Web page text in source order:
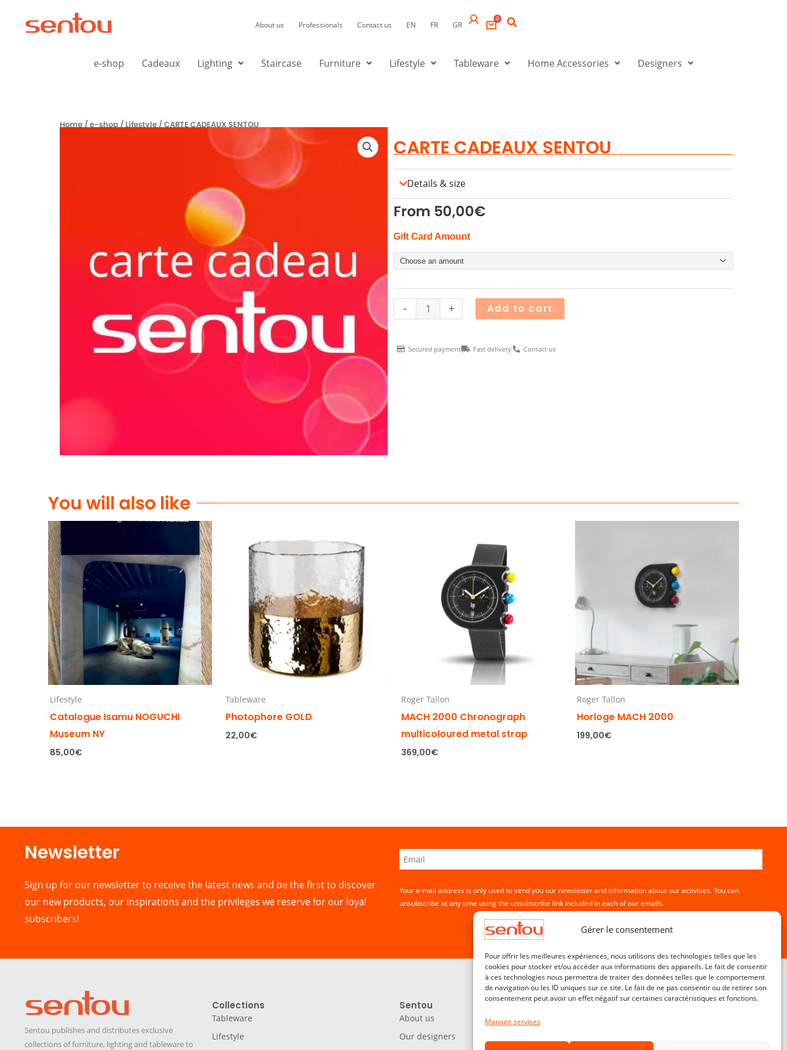
Gérer le consentement
Pour offrir les meilleures expériences, nous utilisons des technologies telles que les
cookies pour stocker et/ou accéder aux informations des appareils. Le fait de consentir
à ces technologies nous permettra de traiter des données telles que le comportement
de navigation ou les ID uniques sur ce site. Le fait de ne pas consentir ou de retirer son
consentement peut avoir un effet négatif sur certaines caractéristiques et fonctions.
Manage services
About us Professionals Contact us EN FR GR
0
e-shop Cadeaux Lighting Staircase Furniture Lifestyle Tableware Home Accessories Designers
Home /e-shop / Lifestyle / CARTE CADEAUX SENTOU
CARTE CADEAUX SENTOU
Details & size
From 50,00€
Gift Card Amount
-
CARTE
CADEAUX
SENTOU
quantity
+ Add to cart
Secured payment Fast delivery Contact us
You will also like
Lifestyle
Catalogue Isamu NOGUCHI
Museum NY
85,00€
Tableware
Photophore GOLD
22,00€
Roger Tallon
MACH 2000 Chronograph
multicoloured metal strap
369,00€
Roger Tallon
Horloge MACH 2000
199,00€
Newsletter​
Sign up for our newsletter to receive the latest news and be the first to discover
our new products, our inspirations and the privileges we reserve for our loyal
subscribers!
Your e-mail address is only used to send you our newsletter and information about our activities. You can
unsubscribe at any time using the unsubscribe link included in each of our emails.
Sentou publishes and distributes exclusive
collections of furniture, lighting and tableware to
Collections
Tableware
Lifestyle
Sentou
About us
Our designers
Customer service